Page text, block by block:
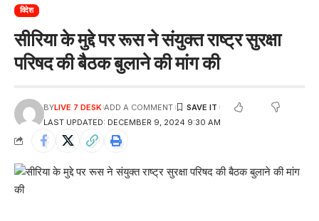
विदेश
सीरिया के मुद्दे पर रूस ने संयुक्त राष्ट्र सुरक्षा
परिषद की बैठक बुलाने की मांग की
LAST UPDATED: DECEMBER 9, 2024 9:30 AM
BYLIVE 7 DESK ADD A COMMENT